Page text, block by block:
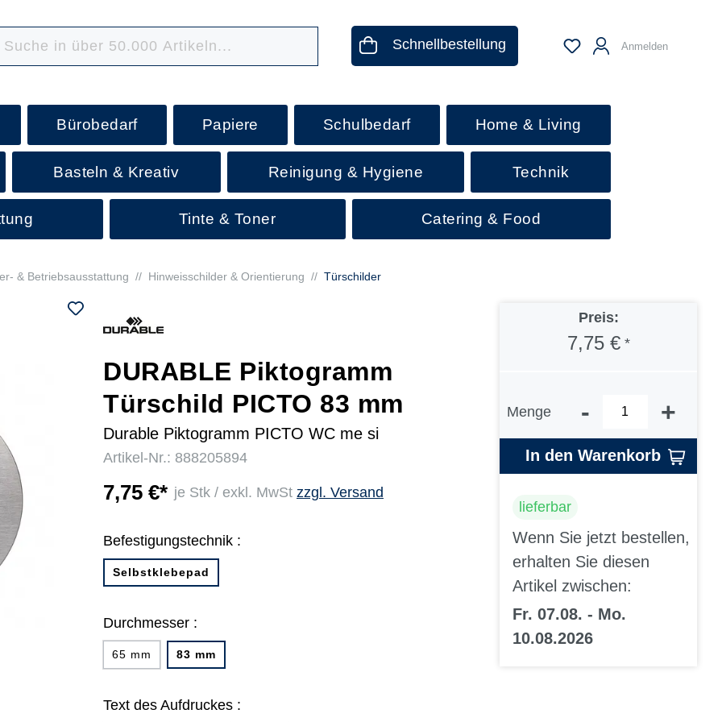
Schnellbestellung Anmelden
Bürobedarf Papiere Schulbedarf Home & Living
Basteln & Kreativ Reinigung & Hygiene Technik
Tinte & Toner Catering & Food
& Betriebsausstattung // Hinweisschilder & Orientierung // Türschilder
DURABLE Piktogramm
Türschild PICTO 83 mm
Durable Piktogramm PICTO WC me si
Artikel-Nr.: 888205894
7,75 €* je Stk / exkl. MwSt zzgl. Versand
Befestigungstechnik :
Selbstklebepad
Durchmesser :
65 mm 83 mm
Text des Aufdruckes :
Preis:
7,75 €*
Menge - +
In den Warenkorb
lieferbar
Wenn Sie jetzt bestellen,
erhalten Sie diesen
Artikel zwischen:
Fr. 07.08. - Mo.
10.08.2026